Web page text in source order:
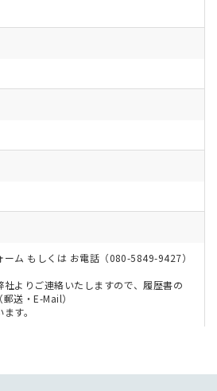
ーム もしくは お電話（080-5849-9427）
社よりご連絡いたしますので、履歴書の
送・E-Mail）
す。